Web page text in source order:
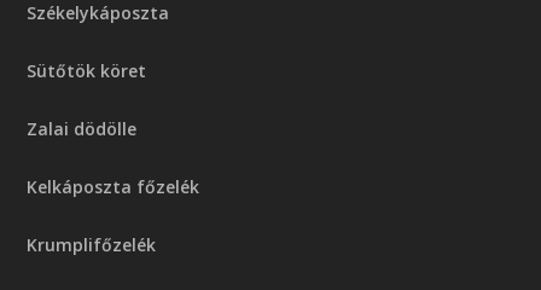
Székelykáposzta
Sütőtök köret
Zalai dödölle
Kelkáposzta főzelék
Krumplifőzelék